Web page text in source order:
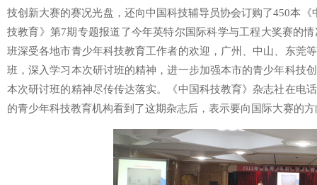
技创新大赛的赛况光盘，还向中国科技辅导员协会订购了450本
技教育》第7期专题报道了今年英特尔国际科学与工程大奖赛的
班深受各地市青少年科技教育工作者的欢迎，广州、中山、东莞
班，深入学习本次研讨班的精神，进一步加强本市的青少年科技
本次研讨班的精神尽传传达落实。《中国科技教育》杂志社在电
的青少年科技教育机构看到了这期杂志后，表示要向国际大赛的